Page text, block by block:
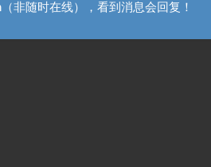
非随时在线），看到消息会回复！